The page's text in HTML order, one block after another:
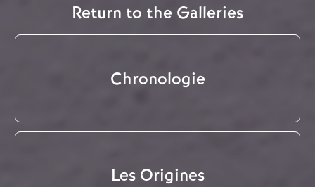
Return to the Galleries
Chronologie
Les Origines